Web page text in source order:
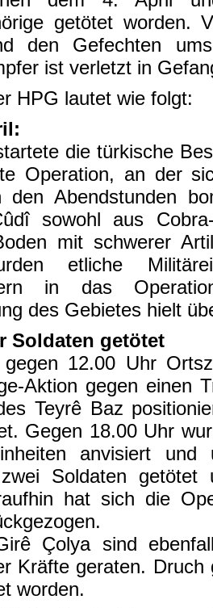
getötet worden.
den Gefechten
ist verletzt in
HPG lautet wie folgt:
die türkische
Operation, an der
den Abendstunden
sowohl aus Cobra-
mit schwerer
etliche
in das
des Gebietes hielt
Soldaten getötet
12.00 Uhr
Aktion gegen einen
Teyrê Baz
Gegen 18.00 Uhr
anvisiert und
Soldaten getötet
hat sich die
Çolya sind
Kräfte geraten.
worden.